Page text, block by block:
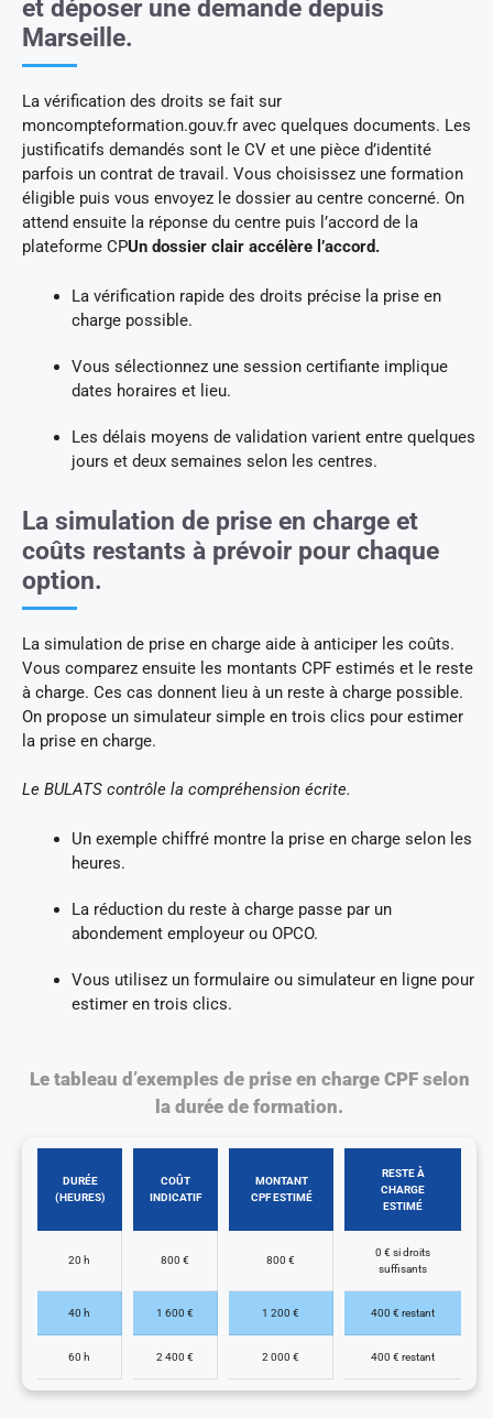
et déposer une demande depuis
Marseille.
La vérification des droits se fait sur
moncompteformation.gouv.fr avec quelques documents. Les
justificatifs demandés sont le CV et une pièce d’identité
parfois un contrat de travail. Vous choisissez une formation
éligible puis vous envoyez le dossier au centre concerné. On
attend ensuite la réponse du centre puis l’accord de la
plateforme CPUn dossier clair accélère l’accord.
La vérification rapide des droits précise la prise en
charge possible.
Vous sélectionnez une session certifiante implique
dates horaires et lieu.
Les délais moyens de validation varient entre quelques
jours et deux semaines selon les centres.
La simulation de prise en charge et
coûts restants à prévoir pour chaque
option.
La simulation de prise en charge aide à anticiper les coûts.
Vous comparez ensuite les montants CPF estimés et le reste
à charge. Ces cas donnent lieu à un reste à charge possible.
On propose un simulateur simple en trois clics pour estimer
la prise en charge.
Le BULATS contrôle la compréhension écrite.
Un exemple chiffré montre la prise en charge selon les
heures.
La réduction du reste à charge passe par un
abondement employeur ou OPCO.
Vous utilisez un formulaire ou simulateur en ligne pour
estimer en trois clics.
Le tableau d’exemples de prise en charge CPF selon
la durée de formation.
DURÉE
(HEURES)
COÛT
INDICATIF
MONTANT
CPF ESTIMÉ
RESTE À
CHARGE
ESTIMÉ
20 h 800 € 800 €
0 € si droits
suffisants
40 h 1 600 € 1 200 € 400 € restant
60 h 2 400 € 2 000 € 400 € restant